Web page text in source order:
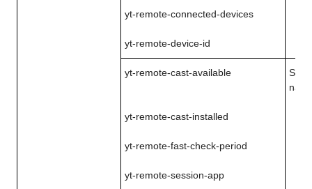
yt-remote-connected-devices
yt-remote-device-id
yt-remote-cast-available
yt-remote-cast-installed
yt-remote-fast-check-period
yt-remote-session-app